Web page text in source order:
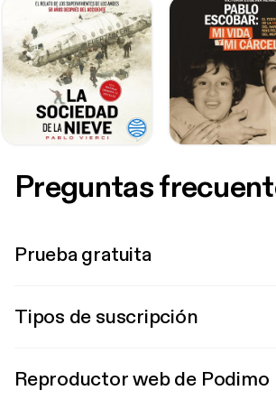
Preguntas
Prueba gratuita
Tipos de suscripción
Reproductor web de Podimo